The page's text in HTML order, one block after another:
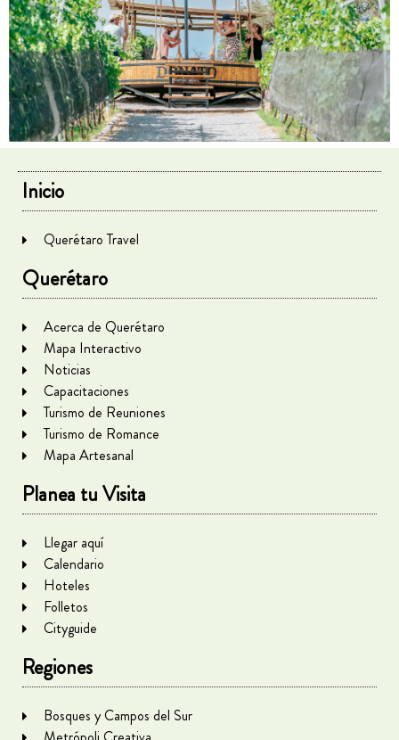
Inicio
Querétaro Travel
Querétaro
Acerca de Querétaro
Mapa Interactivo
Noticias
Capacitaciones
Turismo de Reuniones
Turismo de Romance
Mapa Artesanal
Planea tu Visita
Llegar aquí
Calendario
Hoteles
Folletos
Cityguide
Regiones
Bosques y Campos del Sur